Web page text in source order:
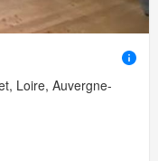
Loire, Auvergne-